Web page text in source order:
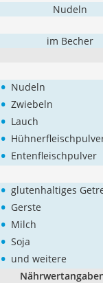
Nudeln
im Becher
• Nudeln
• Zwiebeln
• Lauch
•
• Entenfleischpulver
• glutenhaltiges
• Gerste
• Milch
• Soja
• und weitere